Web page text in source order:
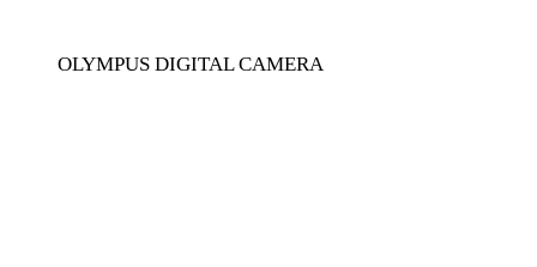
OLYMPUS DIGITAL CAMERA